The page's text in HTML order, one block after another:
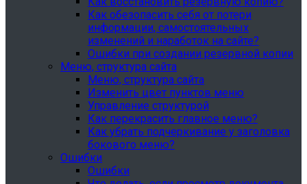
Как обезопасить себя от потери
информации, самостоятельных
изменений и наработок на сайте?
Ошибки при создании резервной копии
Меню, структура сайта
Меню, структура сайта
Изменить цвет пунктов меню
Управление структурой
Как перекрасить главное меню?
Как убрать подчеркивание у заголовка
бокового меню?
Ошибки
Ошибки